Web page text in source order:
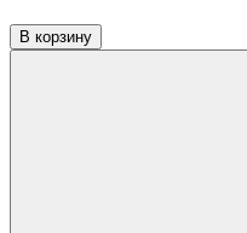
В корзину